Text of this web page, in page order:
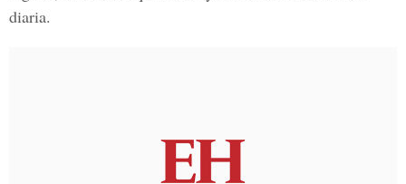
diaria.